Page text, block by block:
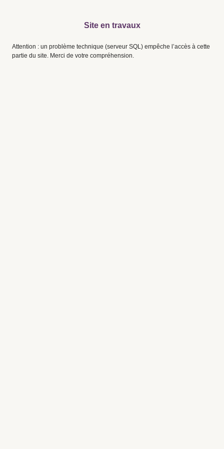
Site en travaux
Attention : un problème technique (serveur SQL) empêche l’accès à cette
partie du site. Merci de votre compréhension.